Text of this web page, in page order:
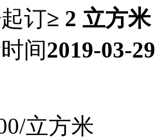
订≥ 2 立方米
间2019-03-29
/立方米